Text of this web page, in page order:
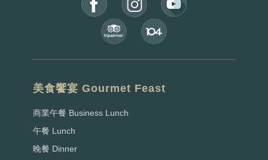
美食饗宴 Gourmet Feast
商業午餐 Business Lunch
午餐 Lunch
晚餐 Dinner